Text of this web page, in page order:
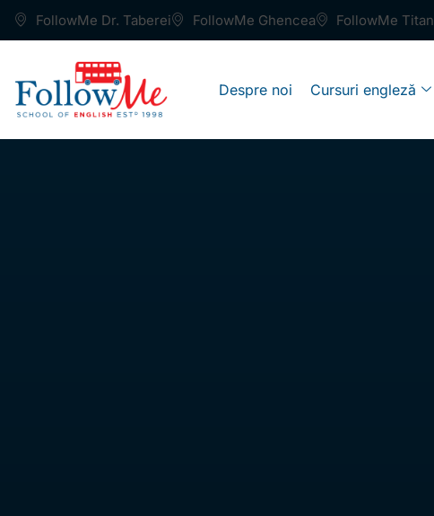
FollowMe Dr. Taberei FollowMe Ghencea FollowMe Titan
Despre noi Cursuri engleză